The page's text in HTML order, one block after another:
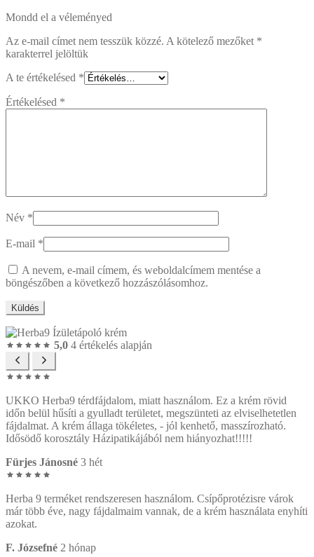
Mondd el a véleményed
Az e-mail címet nem tesszük közzé. A kötelező mezőket *
karakterrel jelöltük
A te értékelésed *
Értékelésed *
Név *
E-mail *
A nevem, e-mail címem, és weboldalcímem mentése a
böngészőben a következő hozzászólásomhoz.
5,0 4 értékelés alapján
UKKO Herba9 térdfájdalom, miatt használom. Ez a krém rövid
időn belül hűsíti a gyulladt területet, megszünteti az elviselhetetlen
fájdalmat. A krém állaga tökéletes, - jól kenhető, masszírozható.
Idősödő korosztály Házipatikájából nem hiányozhat!!!!!
Fürjes Jánosné 3 hét
Herba 9 terméket rendszeresen használom. Csípőprotézisre várok
már több éve, nagy fájdalmaim vannak, de a krém használata enyhíti
azokat.
F. Józsefné 2 hónap